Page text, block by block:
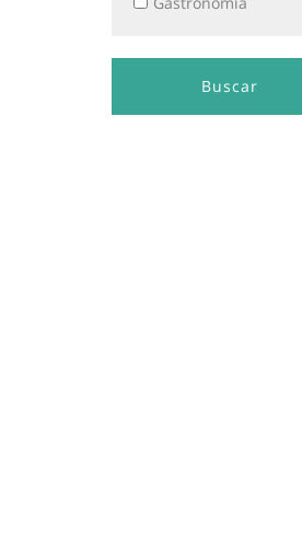
Buscar